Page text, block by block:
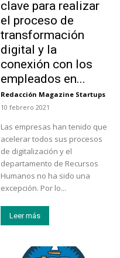
clave para realizar
el proceso de
transformación
digital y la
conexión con los
empleados en...
Redacción Magazine Startups
-
10 febrero 2021
Las empresas han tenido que
acelerar todos sus procesos
de digitalización y el
departamento de Recursos
Humanos no ha sido una
excepción. Por lo...
Leer más